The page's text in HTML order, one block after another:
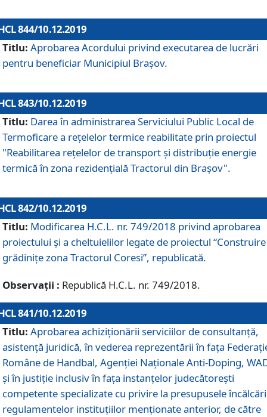
844/10.12.2019
Titlu: Aprobarea Acordului privind executarea de lucrări
pentru beneficiar Municipiul Brașov.
843/10.12.2019
Titlu: Darea în administrarea Serviciului Public Local de
Termoficare a rețelelor termice reabilitate prin proiectul
"Reabilitarea reţelelor de transport şi distribuţie energie
termică în zona rezidenţială Tractorul din Braşov".
842/10.12.2019
Titlu: Modificarea H.C.L. nr. 749/2018 privind aprobarea
proiectului și a cheltuielilor legate de proiectul “Construire
grădinițe zona Tractorul Coresi”, republicată.
Observații : Republică H.C.L. nr. 749/2018.
841/10.12.2019
Titlu: Aprobarea achiziționării serviciilor de consultanță,
asistență juridică, în vederea reprezentării în fața
Române de Handbal, Agenției Naționale Anti-Doping,
și în justiție inclusiv în fața instanțelor judecătorești
competente specializate cu privire la presupusele
regulamentelor instituțiilor menționate anterior, de către